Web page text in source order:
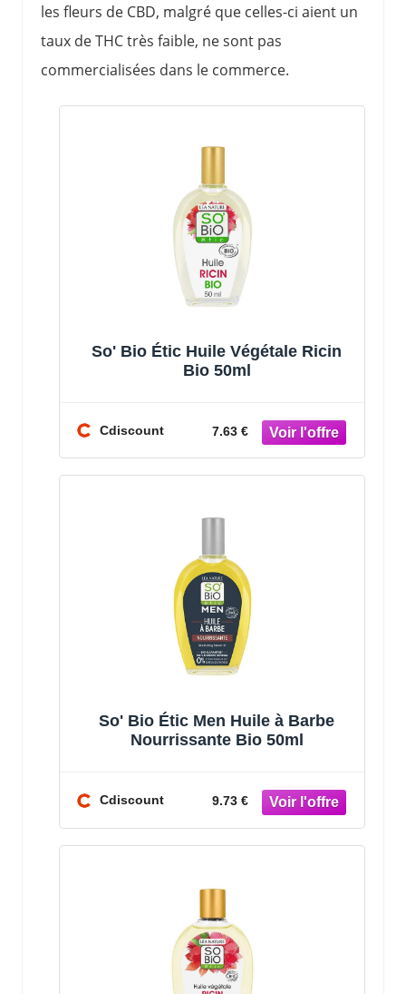
les fleurs de CBD, malgré que celles-ci aient un
taux de THC très faible, ne sont pas
commercialisées dans le commerce.
So' Bio Étic Huile Végétale Ricin
Bio 50ml
Cdiscount 7.63 €
So' Bio Étic Men Huile à Barbe
Nourrissante Bio 50ml
Cdiscount 9.73 €